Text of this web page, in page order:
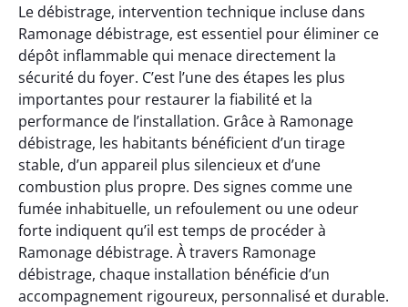
Le débistrage, intervention technique incluse dans
Ramonage débistrage, est essentiel pour éliminer ce
dépôt inflammable qui menace directement la
sécurité du foyer. C’est l’une des étapes les plus
importantes pour restaurer la fiabilité et la
performance de l’installation. Grâce à Ramonage
débistrage, les habitants bénéficient d’un tirage
stable, d’un appareil plus silencieux et d’une
combustion plus propre. Des signes comme une
fumée inhabituelle, un refoulement ou une odeur
forte indiquent qu’il est temps de procéder à
Ramonage débistrage. À travers Ramonage
débistrage, chaque installation bénéficie d’un
accompagnement rigoureux, personnalisé et durable.